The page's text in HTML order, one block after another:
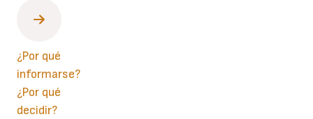
¿Por qué
informarse?
¿Por qué
decidir?